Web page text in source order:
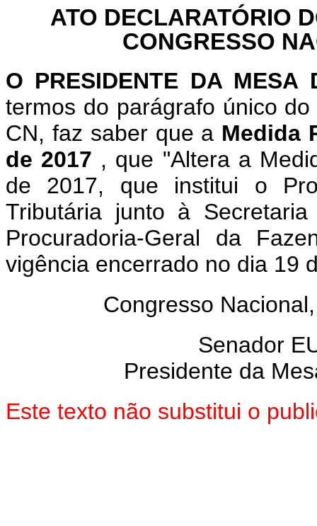
ATO DECLARATÓRIO
CONGRESSO
O PRESIDENTE DA MESA
termos do parágrafo único
CN, faz saber que a Medida
de 2017 , que "Altera a
de 2017, que institui o
Tributária junto à
Procuradoria-Geral da
vigência encerrado no dia 19
Congresso
Senador
Presidente da
Este texto não substitui o